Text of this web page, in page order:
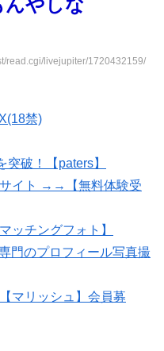
んやしな
read.cgi/livejupiter/1720432159/
禁)
破！【paters】
サイト →→【無料体験受
ッチングフォト】
門のプロフィール写真撮
マリッシュ】会員募